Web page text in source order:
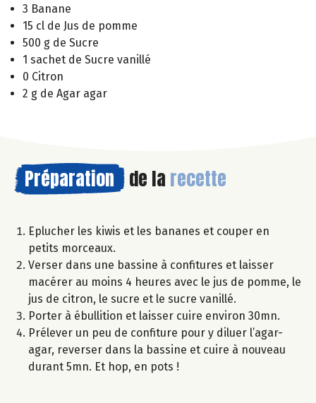
3 Banane
15 cl de Jus de pomme
500 g de Sucre
1 sachet de Sucre vanillé
0 Citron
2 g de Agar agar
Préparation de la recette
Eplucher les kiwis et les bananes et couper en
petits morceaux.
Verser dans une bassine à confitures et laisser
macérer au moins 4 heures avec le jus de pomme, le
jus de citron, le sucre et le sucre vanillé.
Porter à ébullition et laisser cuire environ 30mn.
Prélever un peu de confiture pour y diluer l’agar-
agar, reverser dans la bassine et cuire à nouveau
durant 5mn. Et hop, en pots !